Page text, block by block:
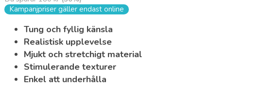
Kampanjpriser gäller endast online
Tung och fyllig känsla
Realistisk upplevelse
Mjukt och stretchigt material
Stimulerande texturer
Enkel att underhålla